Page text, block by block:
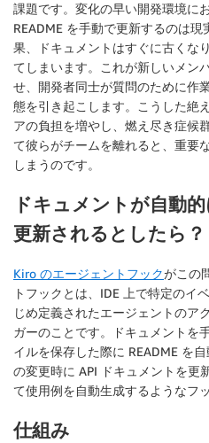
課題です。変化の早い開発環境に
README を手動で更新するのは
果、ドキュメントはすぐに古くな
てしまいます。これが新しいメン
せ、開発者同士が質問のために作
態を引き起こします。こうした絶
アの負担を増やし、燃え尽き症候
て彼らがチームを離れると、重要
しまうのです。
ドキュメントが自動
更新されるとしたら？
Kiro のエージェントフックがこの
トフックとは、IDE 上で特定のイ
じめ定義されたエージェントのア
ガーのことです。ドキュメントを
イルを保存した際に README を
の変更時に API ドキュメントを更
て使用例を自動生成するようなフ
仕組み